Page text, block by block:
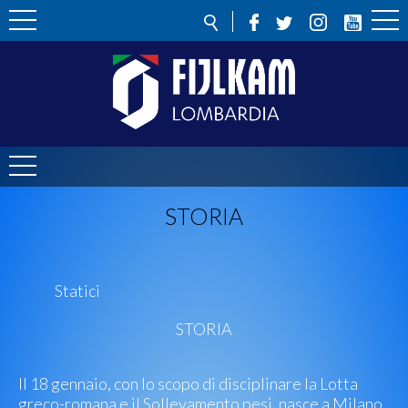
STORIA
Statici
STORIA
Il 18 gennaio, con lo scopo di disciplinare la Lotta
greco-romana e il Sollevamento pesi, nasce a Milano